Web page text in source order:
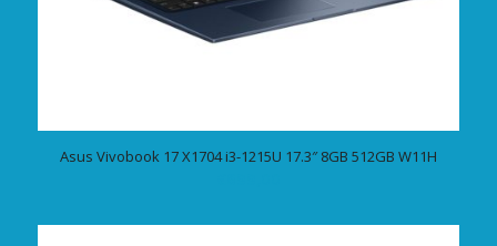
Asus Vivobook 17 X1704 i3-1215U 17.3″ 8GB 512GB W11H